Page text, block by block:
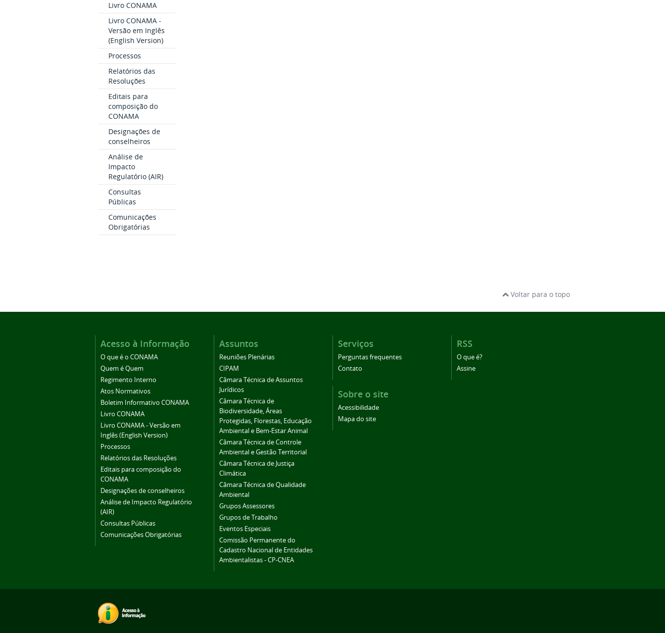
Livro CONAMA
Livro CONAMA -
Versão em Inglês
(English Version)
Processos
Relatórios das
Resoluções
Editais para
composição do
CONAMA
Designações de
conselheiros
Análise de
Impacto
Regulatório (AIR)
Consultas
Públicas
Comunicações
Obrigatórias
Voltar para o topo
Acesso à Informação
O que é o CONAMA
Quem é Quem
Regimento Interno
Atos Normativos
Boletim Informativo CONAMA
Livro CONAMA
Livro CONAMA - Versão em
Inglês (English Version)
Processos
Relatórios das Resoluções
Editais para composição do
CONAMA
Designações de conselheiros
Análise de Impacto Regulatório
(AIR)
Consultas Públicas
Comunicações Obrigatórias
Assuntos
Reuniões Plenárias
CIPAM
Câmara Técnica de Assuntos
Jurídicos
Câmara Técnica de
Biodiversidade, Áreas
Protegidas, Florestas, Educação
Ambiental e Bem-Estar Animal
Câmara Técnica de Controle
Ambiental e Gestão Territorial
Câmara Técnica de Justiça
Climática
Câmara Técnica de Qualidade
Ambiental
Grupos Assessores
Grupos de Trabalho
Eventos Especiais
Comissão Permanente do
Cadastro Nacional de Entidades
Ambientalistas - CP-CNEA
Serviços
Perguntas frequentes
Contato
RSS
O que é?
Assine
Sobre o site
Acessibilidade
Mapa do site